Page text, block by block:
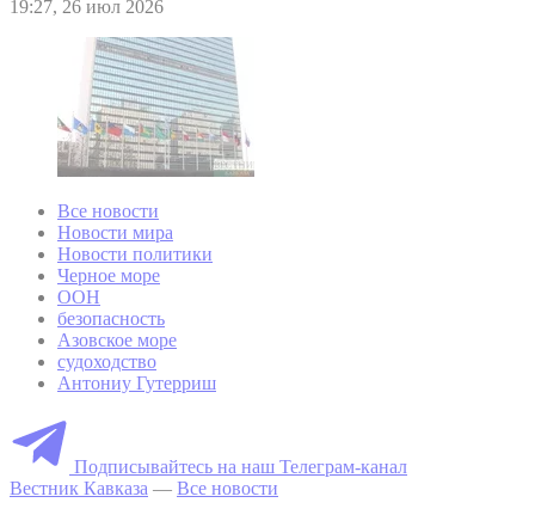
19:27, 26 июл 2026
Все новости
Новости мира
Новости политики
Черное море
ООН
безопасность
Азовское море
судоходство
Антониу Гутерриш
Подписывайтесь на наш Телеграм-канал
Вестник Кавказа — Все новости